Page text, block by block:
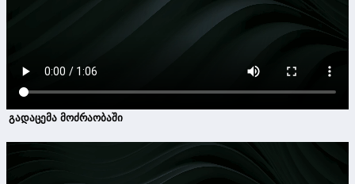
გადაცემა მოძრაობაში